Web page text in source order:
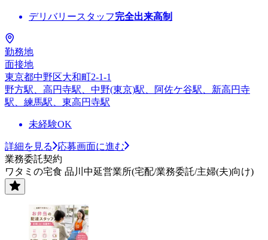
デリバリースタッフ完全出来高制
勤務地
面接地
東京都中野区大和町2-1-1
野方駅、高円寺駅、中野(東京)駅、阿佐ケ谷駅、新高円寺
駅、練馬駅、東高円寺駅
未経験OK
詳細を見る
応募画面に進む
業務委託契約
ワタミの宅食 品川中延営業所(宅配/業務委託/主婦(夫)向け)